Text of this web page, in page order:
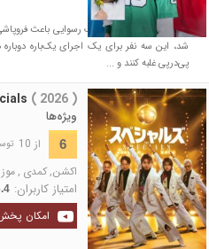
شد، این سه نفر برای یک اجرای یک‌باره دوباره
پی‌درپی غلبه کنند و ...
( 2026 )
ویژه‌ها
6 از 10 توسط
اکشن,کمدی ,
امتیاز کاربران:
امکان